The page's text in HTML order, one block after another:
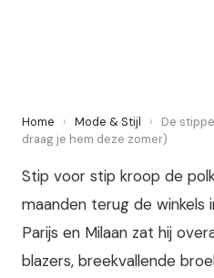
Home › Mode & Stijl ›
De
draag je hem deze zomer)
Stip voor stip kroop de
maanden terug de winkels
Parijs en Milaan zat hij
blazers, breekvallende